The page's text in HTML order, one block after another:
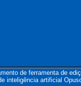
de ferramenta de
inteligência artificial